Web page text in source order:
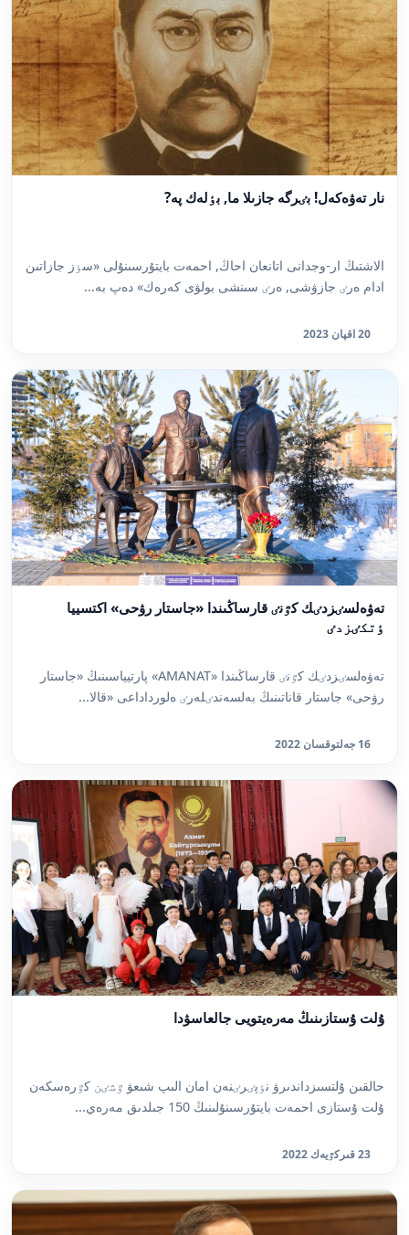
نار تەۋەكەل! بٸرگە جازىلا ما, بٶلەك پە?
الاشتىڭ ار-وجدانى اتانعان احاڭ, احمەت بايتۇرسىنۇلى «سٶز جازاتىن
ادام ەرٸ جازۋشى, ەرٸ سىنشى بولۋى كەرەك» دەپ بە...
20 اقپان 2023
تەۋەلسٸزدٸك كٷنٸ قارساڭىندا «جاستار رۋحى» اكتسييا
ٶتكٸزدٸ
تەۋەلسٸزدٸك كٷنٸ قارساڭىندا «AMANAT» پارتيياسىنىڭ «جاستار
رۋحى» جاستار قاناتىنىڭ بەلسەندٸلەرٸ ەلورداداعى «قالا...
16 جەلتوقسان 2022
ۇلت ۇستازىنىڭ مەرەيتويى جالعاسۋدا
حالقىن ۇلتسىزداندىرۋ نٶپٸرٸنەن امان الىپ شىعۋ ٷشٸن كٷرەسكەن
ۇلت ۇستازى احمەت بايتۇرسىنۇلىنىڭ 150 جىلدىق مەرەي...
23 قىركٷيەك 2022